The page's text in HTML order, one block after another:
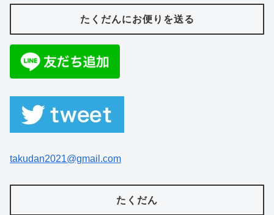
たくだんにお便りを送る
takudan2021@gmail.com
たくだん